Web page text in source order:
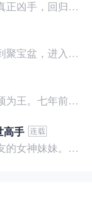
曾经的炎黄兵王，为寻找杀害挚爱的真正凶手，回归都市，开始了一段精彩绝伦的征程。
赵小飞高考后落魄回乡种田，偶然捡到聚宝盆，进入聚宝洞，从此开启了发家致富、拳打村霸、坐拥美女的桃运巅峰人生！
特种兵王，重回都市，搅天动地，登顶为王。七年前，他是社会底层的小混混，七年后，他是经历过战与火考验的特种兵王。
高手
雇佣兵王陈扬回归都市，只为保护战友的女神妹妹。繁华都市里，陈扬如鱼得水，，逍遥自在。